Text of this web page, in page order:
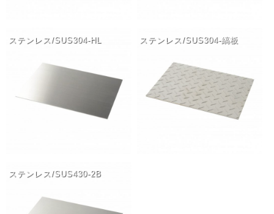
ステンレス/SUS304-HL ステンレス/SUS304-縞板
ステンレス/SUS430-2B